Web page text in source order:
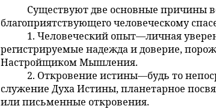
Существуют две основные причины
благоприятствующего человеческому
1. Человеческий опыт—личная
регистрируемые надежда и доверие,
Настройщиком Мышления.
2. Откровение истины—будь то
служение Духа Истины, планетарное
или письменные откровения.